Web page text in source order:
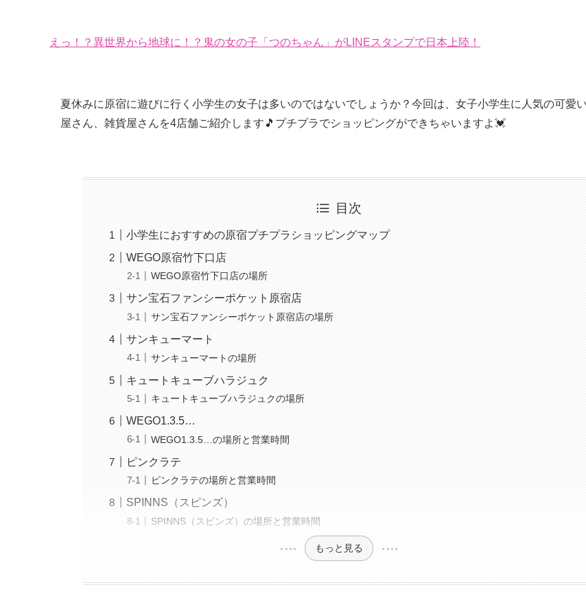
えっ！？異世界から地球に！？鬼の女の子「つのちゃん」がLINEスタンプで日本上陸！
夏休みに原宿に遊びに行く小学生の女子は多いのではないでしょうか？今回は、女子小学生に人気の可愛
屋さん、雑貨屋さんを4店舗ご紹介します🎵プチプラでショッピングができちゃいますよ💓
目次
小学生におすすめの原宿プチプラショッピングマップ
WEGO原宿竹下口店
WEGO原宿竹下口店の場所
サン宝石ファンシーポケット原宿店
サン宝石ファンシーポケット原宿店の場所
サンキューマート
サンキューマートの場所
キュートキューブハラジュク
キュートキューブハラジュクの場所
WEGO1.3.5…
WEGO1.3.5…の場所と営業時間
ピンクラテ
ピンクラテの場所と営業時間
SPINNS（スピンズ）
SPINNS（スピンズ）の場所と営業時間
もっと見る